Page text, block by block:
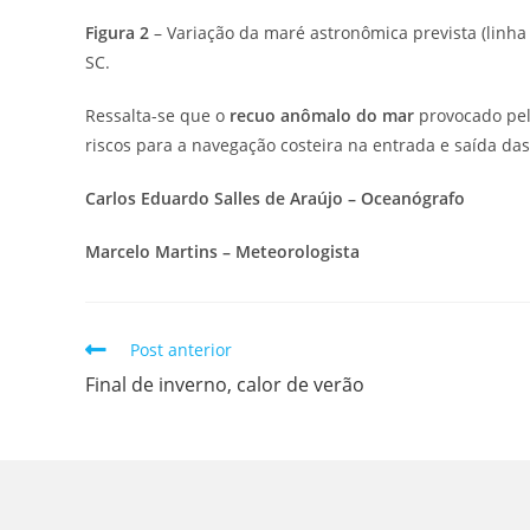
Figura 2 – Variação da maré astronômica prevista
SC.
Ressalta-se que o recuo anômalo do mar provocado
riscos para a navegação costeira na entrada e saída
Carlos Eduardo Salles de Araújo – Oceanógrafo
Marcelo Martins – Meteorologista
Post anterior
Final de inverno, calor de verão